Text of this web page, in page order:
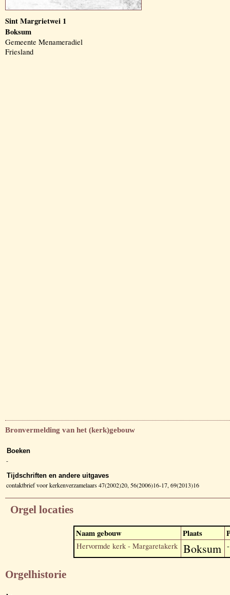
Sint Margrietwei 1
Boksum
Gemeente Menameradiel
Friesland
Bronvermelding van het (kerk)gebouw
Boeken
-
Tijdschriften en andere uitgaves
contaktbrief voor kerkenverzamelaars 47(2002)20, 56(2006)16-17, 69(2013)16
Orgel locaties
Naam gebouw Plaats
Hervormde kerk - Margaretakerk Boksum -
Orgelhistorie